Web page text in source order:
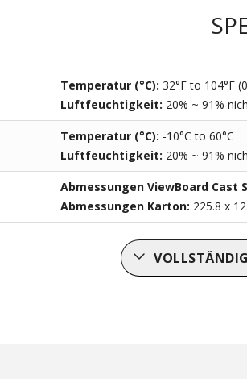
Temperatur (°C): 32°F to 104°F
Luftfeuchtigkeit: 20% ~ 91%
Temperatur (°C): -10°C to 60°C
Luftfeuchtigkeit: 20% ~ 91%
Abmessungen ViewBoard Cast
Abmessungen Karton: 225.8 x